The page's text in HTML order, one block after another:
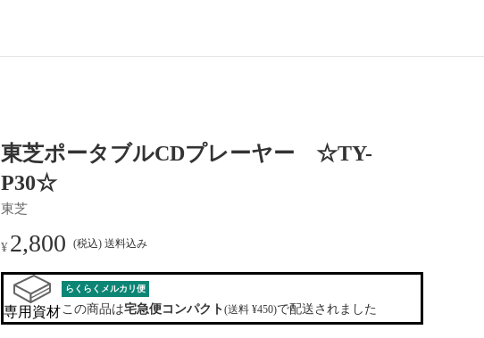
東芝ポータブルCDプレーヤー ☆TY-
P30☆
東芝
¥ 2,800 (税込) 送料込み
専用資材
らくらくメルカリ便
この商品は宅急便コンパクト(送料 ¥450)で配送されました